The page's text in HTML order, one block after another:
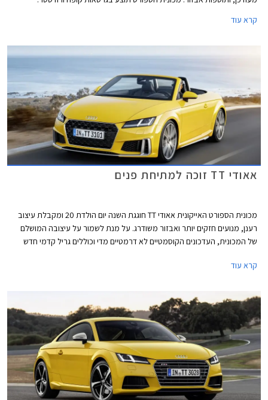
קרא עוד
אאודי TT זוכה למתיחת פנים
מכונית הספורט האייקונית אאודי TT חוגגת השנה יום הולדת 20 ומקבלת עיצוב
רענן, מנועים חזקים יותר ואבזור משודרג. על מנת לשמור על עיצובה המושלם
של המכונית, העדכונים הקוסמטיים לא דרמטיים מדי וכוללים גריל קדמי חדש
מנת להדגיש את רוחבה של המכונית. שלושה צבעי מרכב נוספו להיצע וכן
קרא עוד